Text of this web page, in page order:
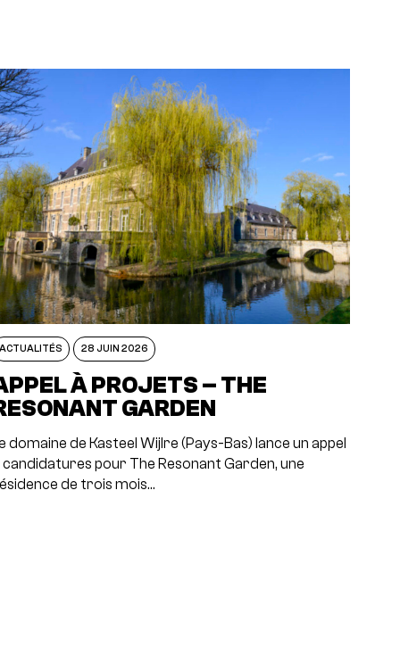
ACTUALITÉS 28 JUIN 2026
À PROJETS – THE
GARDEN
domaine de Kasteel Wijlre (Pays-Bas) lance un appel
candidatures pour The Resonant Garden, une
de trois mois…